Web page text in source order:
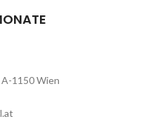
1150 Wien